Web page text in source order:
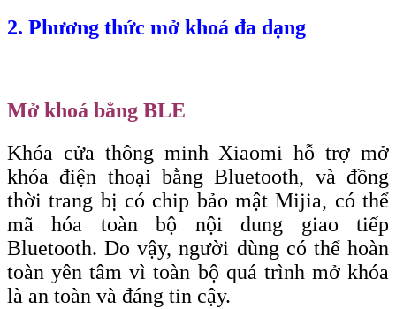
2. Phương thức mở khoá đa dạng
Mở khoá bằng BLE
Khóa cửa thông minh Xiaomi hỗ trợ mở
khóa điện thoại bằng Bluetooth, và đồng
thời trang bị có chip bảo mật Mijia, có thể
mã hóa toàn bộ nội dung giao tiếp
Bluetooth. Do vậy, người dùng có thể hoàn
toàn yên tâm vì toàn bộ quá trình mở khóa
là an toàn và đáng tin cậy.